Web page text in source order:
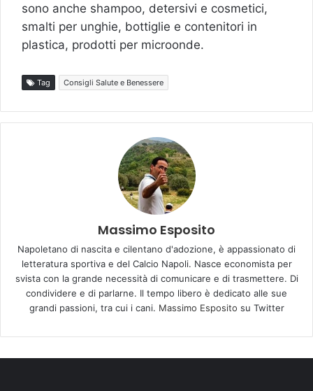
sono anche shampoo, detersivi e cosmetici,
smalti per unghie, bottiglie e contenitori in
plastica, prodotti per microonde.
Tag Consigli Salute e Benessere
Massimo Esposito
Napoletano di nascita e cilentano d'adozione, è appassionato di
letteratura sportiva e del Calcio Napoli. Nasce economista per
svista con la grande necessità di comunicare e di trasmettere. Di
condividere e di parlarne. Il tempo libero è dedicato alle sue
grandi passioni, tra cui i cani. Massimo Esposito su Twitter